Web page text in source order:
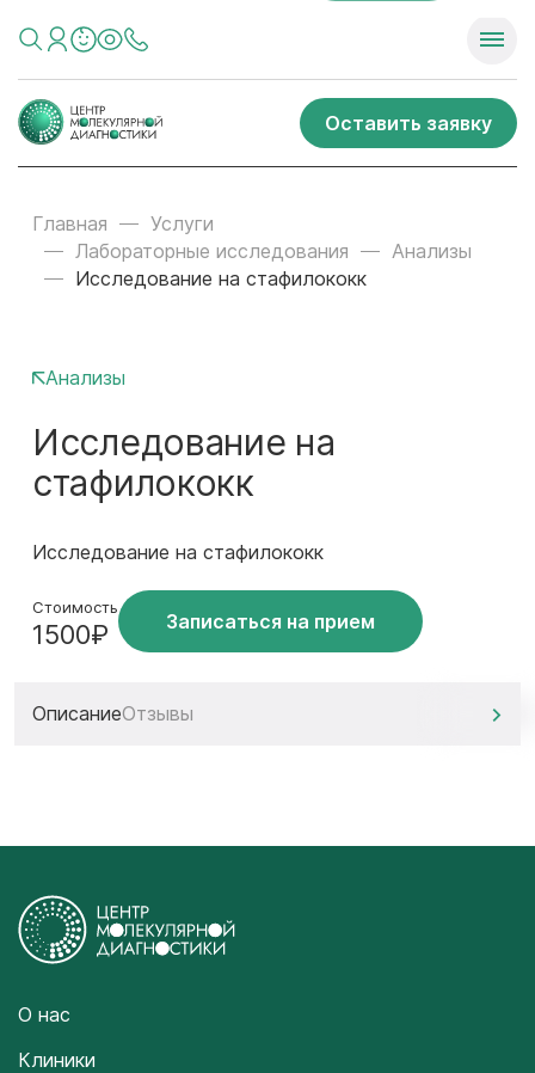
Оставить заявку
Главная
Услуги
Лабораторные исследования
Анализы
Исследование на стафилококк
Анализы
Исследование на
стафилококк
Исследование на стафилококк
Стоимость
1500₽ Записаться на прием
ОписаниеОтзывы
О нас
Клиники